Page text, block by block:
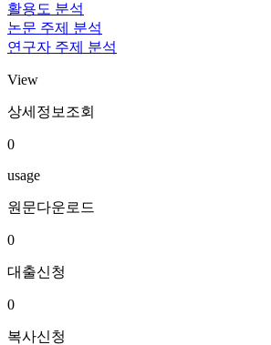
활용도 분석
논문 주제 분석
연구자 주제 분석
View
상세정보조회
0
usage
원문다운로드
0
대출신청
0
복사신청